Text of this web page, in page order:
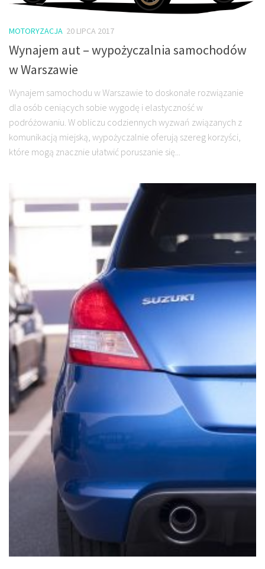
MOTORYZACJA 20 LIPCA 2017
Wynajem aut – wypożyczalnia samochodów
w Warszawie
Wynajem samochodu w Warszawie to doskonałe rozwiązanie
dla osób ceniących sobie wygodę i elastyczność w
podróżowaniu. W obliczu codziennych wyzwań związanych z
komunikacją miejską, wypożyczalnie oferują szereg korzyści,
które mogą znacznie ułatwić poruszanie się...